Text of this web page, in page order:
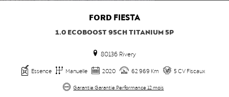
FORD FIESTA
1.0 ECOBOOST 95CH TITANIUM 5P
80136 Rivery
Essence Manuelle 2020 62 969 Km 5 CV Fiscaux
Garantie Garantie Performance 12 mois